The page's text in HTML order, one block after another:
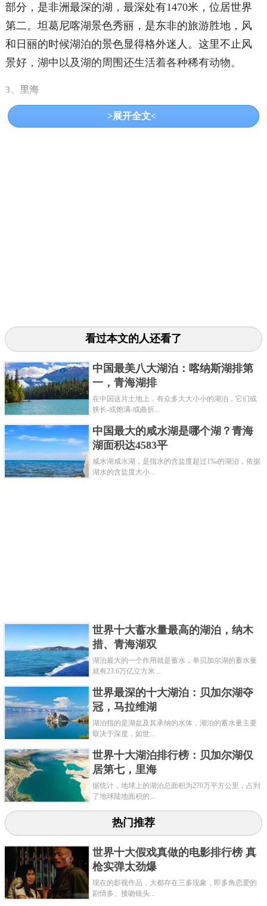
部分，是非洲最深的湖，最深处有1470米，位居世界
第二。坦葛尼喀湖景色秀丽，是东非的旅游胜地，风
和日丽的时候湖泊的景色显得格外迷人。这里不止风
景好，湖中以及湖的周围还生活着各种稀有动物。
3、里海
>展开全文<
看过本文的人还看了
中国最美八大湖泊：喀纳斯湖排第
一，青海湖排
在中国这片土地上，有众多大大小小的湖泊，它们或
狭长-或饱满-或曲折...
中国最大的咸水湖是哪个湖？青海
湖面积达4583平
咸水湖咸水湖，是指水的含盐度超过1‰的湖泊，依据
湖水的含盐度大小...
世界十大蓄水量最高的湖泊，纳木
措、青海湖双
湖泊最大的一个作用就是蓄水，单贝加尔湖的蓄水量
就有23.6万亿立方米...
世界最深的十大湖泊：贝加尔湖夺
冠，马拉维湖
湖泊指的是湖盆及其承纳的水体，湖泊的蓄水量主要
取决于深度，如世...
世界十大湖泊排行榜：贝加尔湖仅
居第七，里海
据统计，地球上的湖泊总面积为270万平方公里，占到
了地球陆地面积的...
热门推荐
世界十大假戏真做的电影排行榜 真
枪实弹太劲爆
现在的影视作品，大都存在三多现象，即多角恋爱的
剧情多、接吻镜头...